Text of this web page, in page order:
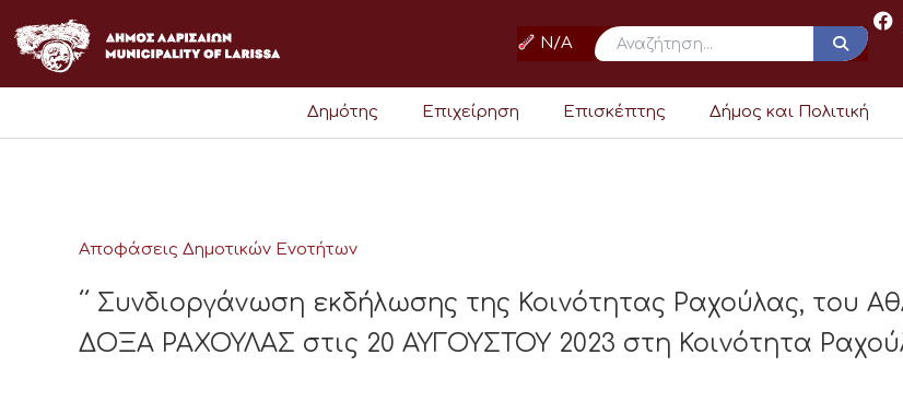
στο
περιεχόμενο
N/A
Δημότης Επιχείρηση Επισκέπτης Δήμος και Πολιτική
Αποφάσεις Δημοτικών Ενοτήτων
΄΄ Συνδιοργάνωση εκδήλωσης της Κοινότητας Ραχούλας, του
ΔΟΞΑ ΡΑΧΟΥΛΑΣ στις 20 ΑΥΓΟΥΣΤΟΥ 2023 στη Κοινότητα